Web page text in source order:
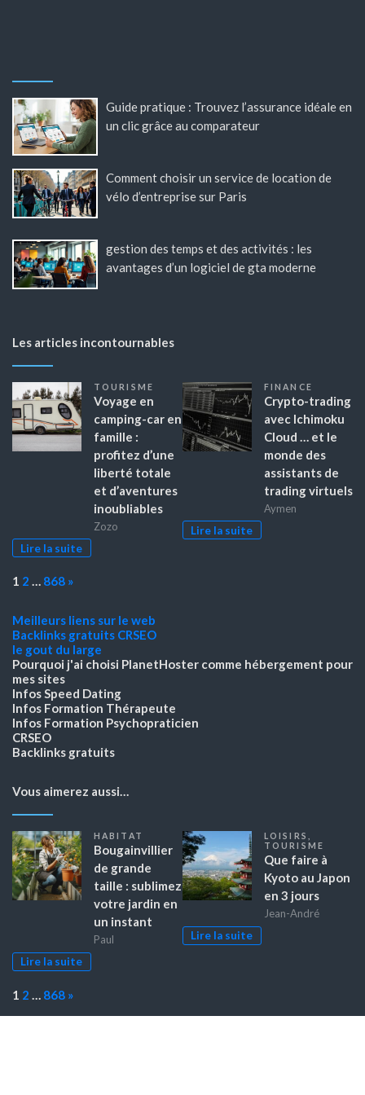
Guide pratique : Trouvez l’assurance idéale en
un clic grâce au comparateur
Comment choisir un service de location de
vélo d’entreprise sur Paris
gestion des temps et des activités : les
avantages d’un logiciel de gta moderne
Les articles incontournables
TOURISME
Voyage en
camping-car en
famille :
profitez d’une
liberté totale
et d’aventures
inoubliables
Zozo
Lire la suite
FINANCE
Crypto-trading
avec Ichimoku
Cloud … et le
monde des
assistants de
trading virtuels
Aymen
Lire la suite
Page:
1 2 … 868 Next
»
Meilleurs liens sur le web
Backlinks gratuits CRSEO
le gout du large
Pourquoi j'ai choisi PlanetHoster comme hébergement pour
mes sites
Infos Speed Dating
Infos Formation Thérapeute
Infos Formation Psychopraticien
CRSEO
Backlinks gratuits
Vous aimerez aussi…
HABITAT
Bougainvillier
de grande
taille : sublimez
votre jardin en
un instant
Paul
Lire la suite
LOISIRS
TOURISME
Que faire à
Kyoto au Japon
en 3 jours
Jean-André
Lire la suite
Page:
1 2 … 868 Next
»